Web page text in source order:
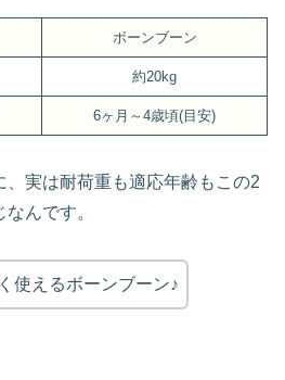
ボーンブーン
約20kg
6ヶ月～4歳頃(目安)
実は耐荷重も適応年齢もこの2
んです。
使えるボーンブーン♪